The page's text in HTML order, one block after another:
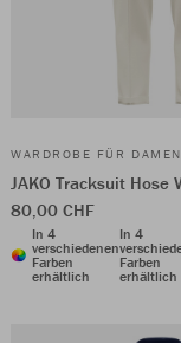
WARDROBE FÜR DAMEN
JAKO Tracksuit Hose
80,00 CHF
In 4
verschiedenen
Farben
erhältlich
In 4
Farben
erhältlich